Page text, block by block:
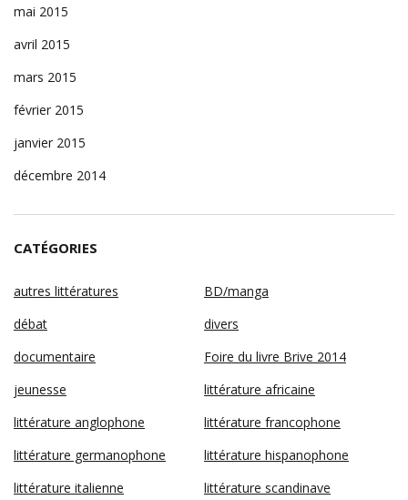
mai 2015
avril 2015
mars 2015
février 2015
janvier 2015
décembre 2014
CATÉGORIES
autres littératures
BD/manga
débat
divers
documentaire
Foire du livre Brive 2014
jeunesse
littérature africaine
littérature anglophone
littérature francophone
littérature germanophone
littérature hispanophone
littérature italienne
littérature scandinave